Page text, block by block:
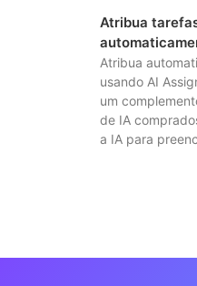
Atribua
Atribua
usando AI
um
de IA
a IA para